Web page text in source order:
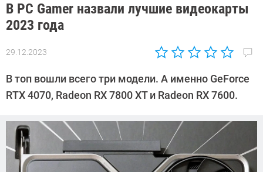
В PC Gamer назвали лучшие видеокарты
2023 года
29.12.2023
Автор:
Калашников
В топ вошли всего три модели. А именно GeForce
RTX 4070, Radeon RX 7800 XT и Radeon RX 7600.